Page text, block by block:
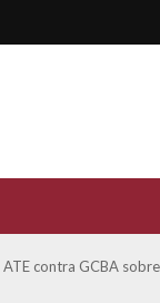
ATE contra GCBA